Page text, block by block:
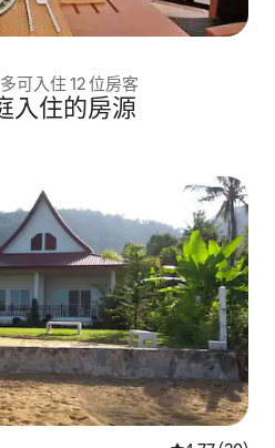
可入住 12 位房客
入住的房源